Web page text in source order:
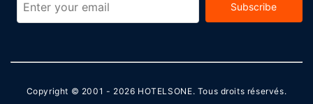
Subscribe
Copyright © 2001 - 2026 HOTELSONE. Tous droits réservés.